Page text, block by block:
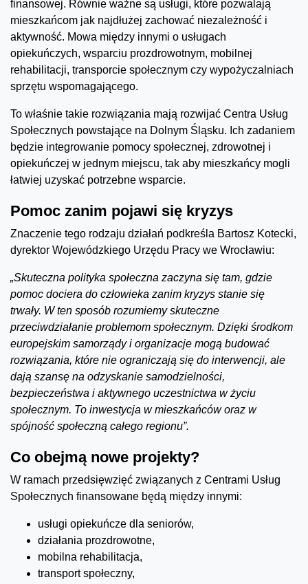
finansowej. Równie ważne są usługi, które pozwalają
mieszkańcom jak najdłużej zachować niezależność i
aktywność. Mowa między innymi o usługach
opiekuńczych, wsparciu prozdrowotnym, mobilnej
rehabilitacji, transporcie społecznym czy wypożyczalniach
sprzętu wspomagającego.
To właśnie takie rozwiązania mają rozwijać Centra Usług
Społecznych powstające na Dolnym Śląsku. Ich zadaniem
będzie integrowanie pomocy społecznej, zdrowotnej i
opiekuńczej w jednym miejscu, tak aby mieszkańcy mogli
łatwiej uzyskać potrzebne wsparcie.
Pomoc zanim pojawi się kryzys
Znaczenie tego rodzaju działań podkreśla Bartosz Kotecki,
dyrektor Wojewódzkiego Urzędu Pracy we Wrocławiu:
„Skuteczna polityka społeczna zaczyna się tam, gdzie
pomoc dociera do człowieka zanim kryzys stanie się
trwały. W ten sposób rozumiemy skuteczne
przeciwdziałanie problemom społecznym. Dzięki środkom
europejskim samorządy i organizacje mogą budować
rozwiązania, które nie ograniczają się do interwencji, ale
dają szansę na odzyskanie samodzielności,
bezpieczeństwa i aktywnego uczestnictwa w życiu
społecznym. To inwestycja w mieszkańców oraz w
spójność społeczną całego regionu”.
Co obejmą nowe projekty?
W ramach przedsięwzięć związanych z Centrami Usług
Społecznych finansowane będą między innymi:
usługi opiekuńcze dla seniorów,
działania prozdrowotne,
mobilna rehabilitacja,
transport społeczny,